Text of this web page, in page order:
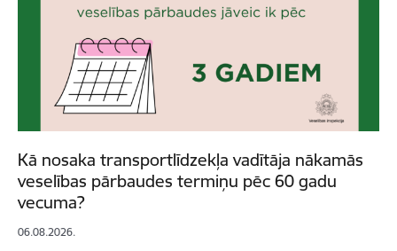
Kā nosaka transportlīdzekļa vadītāja nākamās
veselības pārbaudes termiņu pēc 60 gadu
vecuma?
06.08.2026.